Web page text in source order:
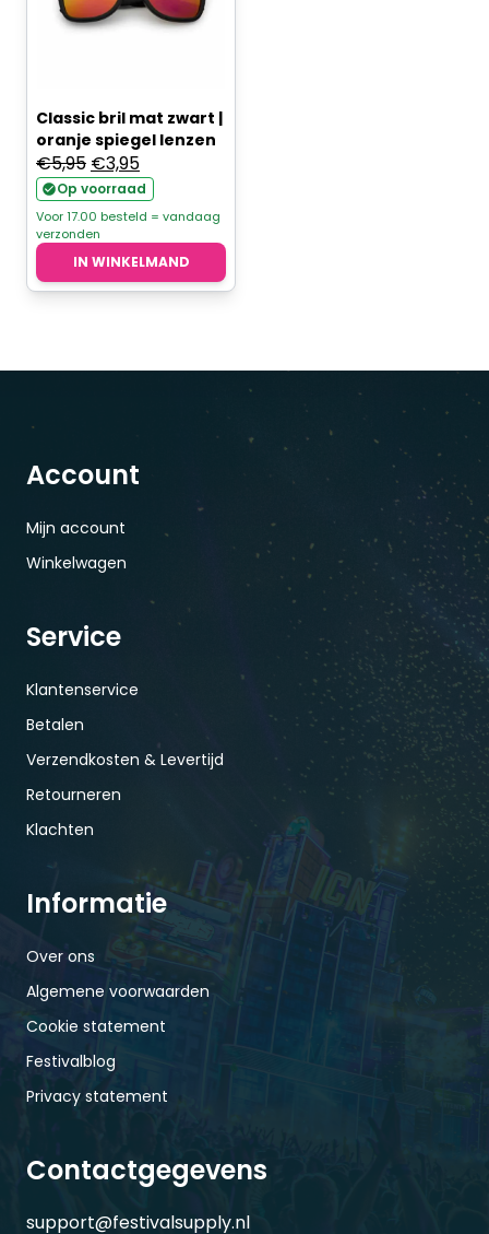
Classic bril mat zwart |
oranje spiegel lenzen
€5,95 Oorspronkelijke
prijs
was:
€5,95.
€3,95Huidige
prijs
is:
€3,95.
Op voorraad
Voor 17.00 besteld = vandaag
verzonden
IN WINKELMAND
Account
Mijn account
Winkelwagen
Service
Klantenservice
Betalen
Verzendkosten & Levertijd
Retourneren
Klachten
Informatie
Over ons
Algemene voorwaarden
Cookie statement
Festivalblog
Privacy statement
Contactgegevens
support@festivalsupply.nl